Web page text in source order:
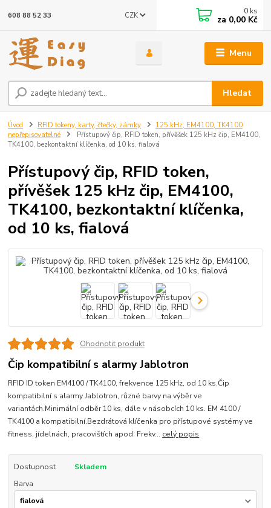
Menu
CZK
Hledat
608 88 52 33 0 ks
za 0,00 Kč
Úvod RFID tokeny, karty, čtečky, zámky
125 kHz, EM4100, TK4100
nepřepisovatelné
Přístupový čip, RFID token, přívěšek 125 kHz čip, EM4100,
TK4100, bezkontaktní klíčenka, od 10 ks, fialová
Přístupový čip, RFID token,
přívěšek 125 kHz čip, EM4100,
TK4100, bezkontaktní klíčenka,
od 10 ks, fialová
Ohodnotit produkt
Čip kompatibilní s alarmy Jablotron
RFID ID token EM4100 / TK4100, frekvence 125 kHz, od 10 ks.Čip
kompatibilní s alarmy Jablotron, různé barvy na výběr ve
variantách.Minimální odběr 10 ks, dále v násobcích 10 ks. EM 4100 /
TK4100 a kompatibilní.Bezdrátová klíčenka pro přístupové systémy ve
fitness, jídelnách, pracovištích apod. Frekv... celý popis
Dostupnost
Skladem
Barva